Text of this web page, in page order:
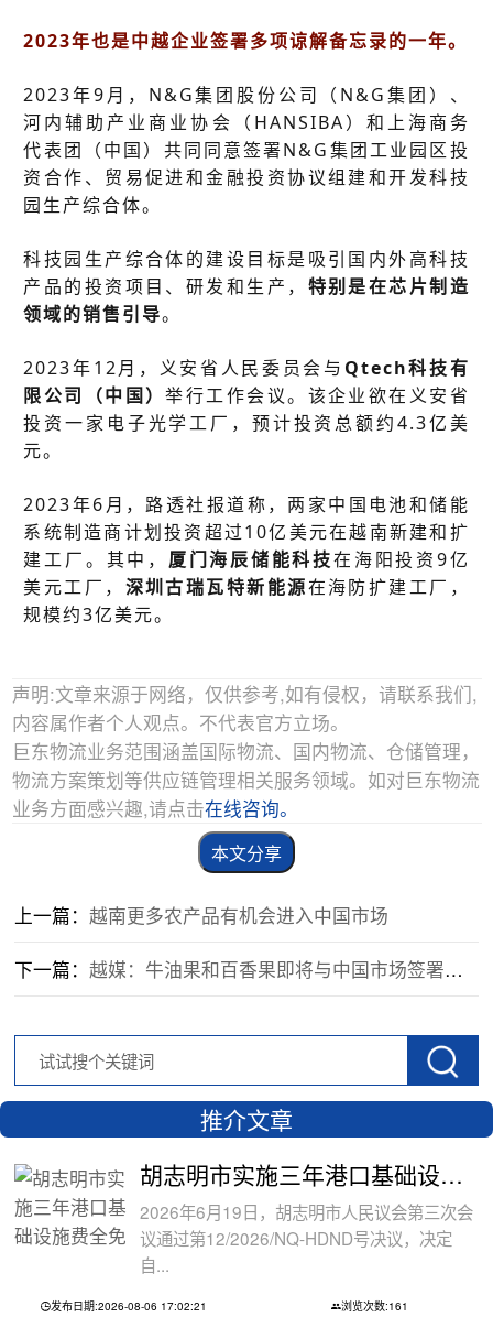
2023年也是中越企业签署多项谅解备忘录的一年。
2023年9月，N&G集团股份公司（N&G集团）、
河内辅助产业商业协会（HANSIBA）和上海商务
代表团（中国）共同同意签署N&G集团工业园区投
资合作、贸易促进和金融投资协议组建和开发科技
园生产综合体。
科技园生产综合体的建设目标是吸引国内外高科技
产品的投资项目、研发和生产， 特别是在芯片制造
领域的销售引导。
2023年12月，义安省人民委员会与 Qtech科技有
限公司（中国）举行工作会议。该企业欲在义安省
投资一家电子光学工厂，预计投资总额约4.3亿美
元。
2023年6月，路透社报道称，两家中国电池和储能
系统制造商计划投资超过10亿美元在越南新建和扩
建工厂。其中， 厦门海辰储能科技在海阳投资9亿
美元工厂， 深圳古瑞瓦特新能源在海防扩建工厂，
规模约3亿美元。
声明:文章来源于网络，仅供参考,如有侵权，请联系我们,
内容属作者个人观点。不代表官方立场。
巨东物流业务范围涵盖国际物流、国内物流、仓储管理，
物流方案策划等供应链管理相关服务领域。如对巨东物流
业务方面感兴趣,请点击在线咨询。
本文分享
上一篇：越南更多农产品有机会进入中国市场
下一篇：越媒：牛油果和百香果即将与中国市场签署协议
推介文章
胡志明市实施三年港口基础设施费全免政
2026年6月19日，胡志明市人民议会第三次会
议通过第12/2026/NQ-HDND号决议，决定
自...
发布日期:2026-08-06 17:02:21 浏览次数:161